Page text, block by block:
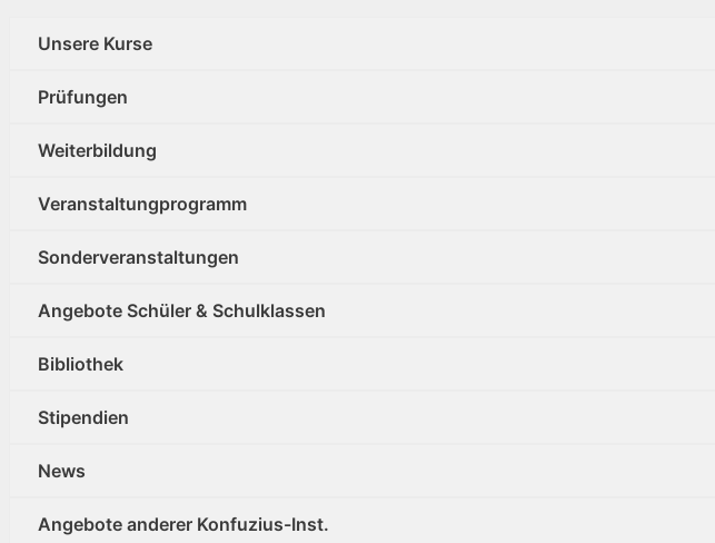
Unsere Kurse
Prüfungen
Weiterbildung
Veranstaltungprogramm
Sonderveranstaltungen
Angebote Schüler & Schulklassen
Bibliothek
Stipendien
News
Angebote anderer Konfuzius-Inst.